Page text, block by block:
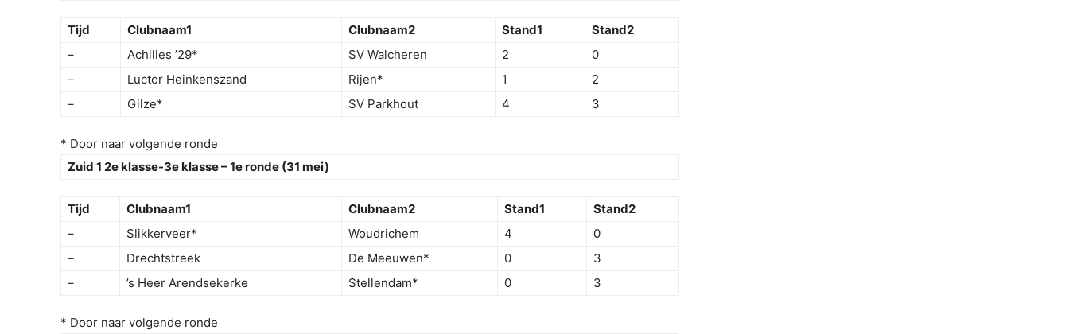
Tijd Clubnaam1 Clubnaam2 Stand1
Stand2
–
Achilles ’29* SV Walcheren 2
0
–
Luctor Heinkenszand Rijen* 1
2
–
Gilze* SV Parkhout 4 3
* Door naar volgende ronde
Zuid 1 2e klasse-3e klasse – 1e ronde (31 mei)
Tijd Clubnaam1 Clubnaam2 Stand1
Stand2
–
Slikkerveer* Woudrichem 4
0
–
Drechtstreek De Meeuwen* 0
3
–
’s Heer Arendsekerke Stellendam* 0 3
* Door naar volgende ronde